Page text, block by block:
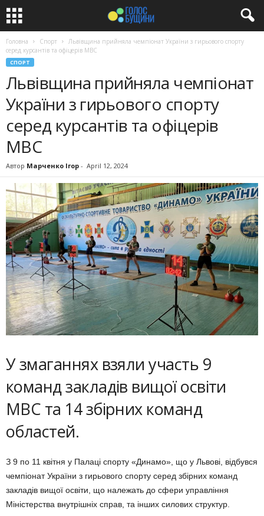
Головна Спорт
Львівщина прийняла чемпіонат України з гирьового спорту
серед курсантів та офіцерів МВС
СПОРТ
Львівщина прийняла чемпіонат
України з гирьового спорту
серед курсантів та офіцерів
МВС
Автор Марченко Ігор - April 12, 2024
У змаганнях взяли участь 9
команд закладів вищої освіти
МВС та 14 збірних команд
областей.
З 9 по 11 квітня у Палаці спорту «Динамо», що у Львові, відбувся
чемпіонат України з гирьового спорту серед збірних команд
закладів вищої освіти, що належать до сфери управління
Міністерства внутрішніх справ, та інших силових структур.